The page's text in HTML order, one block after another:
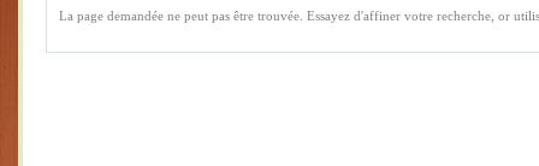
La page demandée ne peut pas être trouvée. Essayez d'affiner votre recherche, or